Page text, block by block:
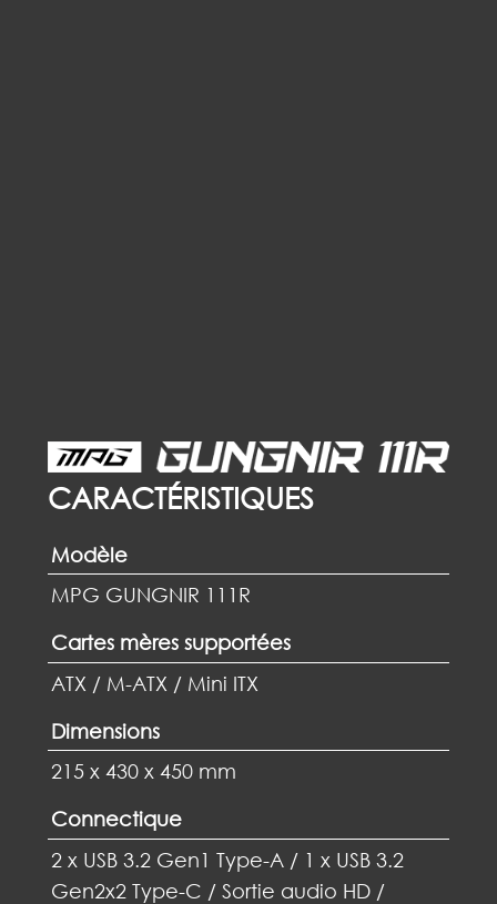
CARACTÉRISTIQUES
Modèle
MPG GUNGNIR 111R
Cartes mères supportées
ATX / M-ATX / Mini ITX
Dimensions
215 x 430 x 450 mm
Connectique
2 x USB 3.2 Gen1 Type-A / 1 x USB 3.2
Gen2x2 Type-C / Sortie audio HD /